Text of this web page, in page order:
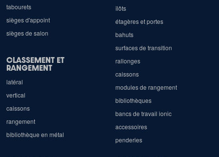
tabourets
sièges d'appoint
sièges de salon
îlôts
étagères et portes
bahuts
surfaces de transition
rallonges
caissons
modules de rangement
bibliothèques
bancs de travail ionic
accessoires
penderies
CLASSEMENT ET
RANGEMENT
latéral
vertical
caissons
rangement
bibliothèque en métal